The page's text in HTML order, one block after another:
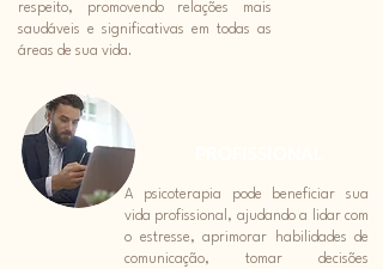
respeito, promovendo relações mais
saudáveis e significativas em todas as
áreas de sua vida.
A psicoterapia pode beneficiar sua
vida profissional, ajudando a lidar com
o estresse, aprimorar habilidades de
comunicação, tomar decisões